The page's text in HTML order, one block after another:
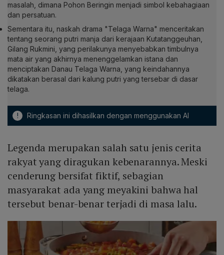
masalah, dimana Pohon Beringin menjadi simbol kebahagiaan
dan persatuan.
Sementara itu, naskah drama "Telaga Warna" menceritakan
tentang seorang putri manja dari kerajaan Kutatanggeuhan,
Gilang Rukmini, yang perilakunya menyebabkan timbulnya
mata air yang akhirnya menenggelamkan istana dan
menciptakan Danau Telaga Warna, yang keindahannya
dikatakan berasal dari kalung putri yang tersebar di dasar
telaga.
! Ringkasan ini dihasilkan dengan menggunakan AI
Legenda merupakan salah satu jenis cerita
rakyat yang diragukan kebenarannya. Meski
cenderung bersifat fiktif, sebagian
masyarakat ada yang meyakini bahwa hal
tersebut benar-benar terjadi di masa lalu.